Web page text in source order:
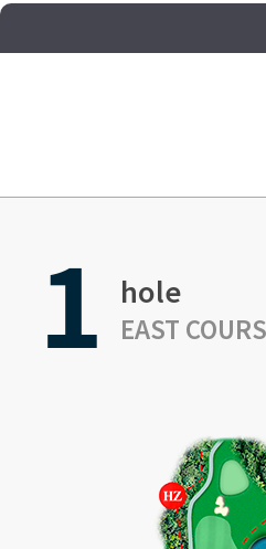
1 hole
EAST